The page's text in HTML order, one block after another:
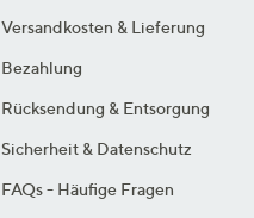
Versandkosten & Lieferung
Bezahlung
Rücksendung & Entsorgung
Sicherheit & Datenschutz
FAQs - Häufige Fragen